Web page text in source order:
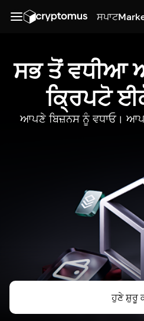
ਸਪਾਟ
ਸਭ ਤੋਂ ਵਧੀਆ
ਕ੍ਰਿਪਟੋ
ਆਪਣੇ ਬਿਜ਼ਨਸ ਨੂੰ ਵਧਾਓ।
ਹੁਣੇ ਸ਼ੁਰੂ